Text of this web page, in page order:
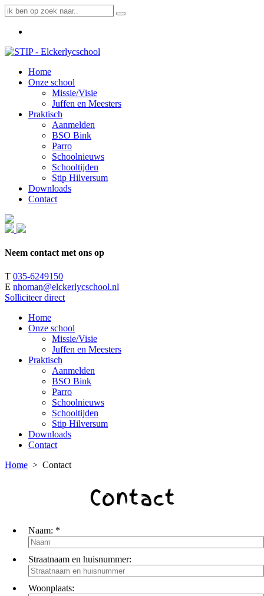
Home
Onze school
Missie/Visie
Juffen en Meesters
Praktisch
Aanmelden
BSO Bink
Parro
Schoolnieuws
Schooltijden
Stip Hilversum
Downloads
Contact
Neem contact met ons op
T 035-6249150
E nhoman@elckerlycschool.nl
Solliciteer direct
Home
Onze school
Missie/Visie
Juffen en Meesters
Praktisch
Aanmelden
BSO Bink
Parro
Schoolnieuws
Schooltijden
Stip Hilversum
Downloads
Contact
Home > Contact
Contact
Naam: *
Straatnaam en huisnummer:
Woonplaats: